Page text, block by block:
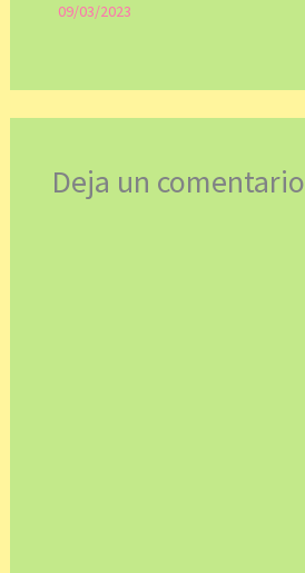
09/03/2023
Deja un comentario